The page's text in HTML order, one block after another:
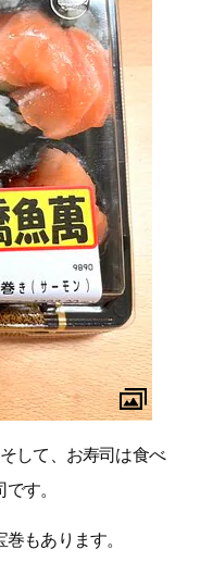
して、お寿司は食べ
す。
もあります。